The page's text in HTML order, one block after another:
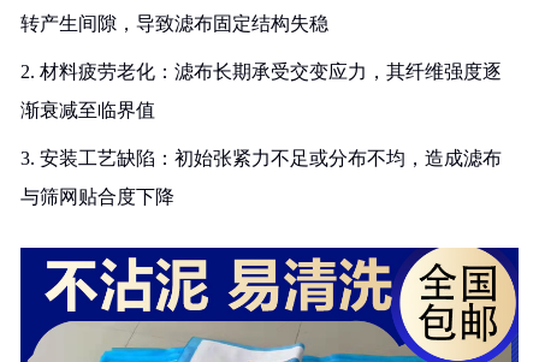
转产生间隙，导致滤布固定结构失稳
2. 材料疲劳老化：滤布长期承受交变应力，其纤维强度逐
渐衰减至临界值
3. 安装工艺缺陷：初始张紧力不足或分布不均，造成滤布
与筛网贴合度下降